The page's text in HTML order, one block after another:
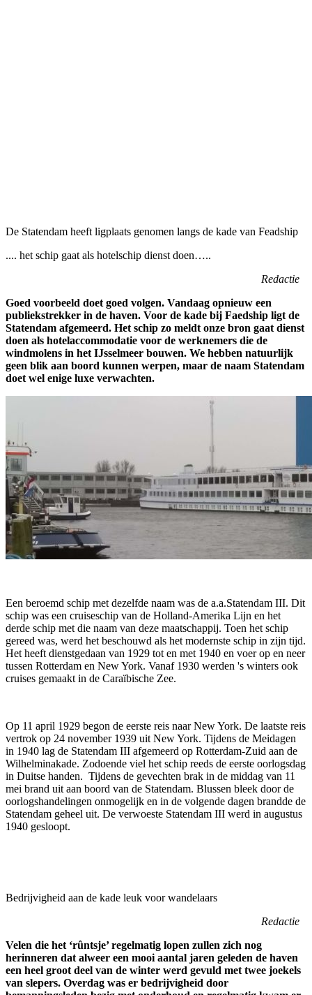
De Statendam heeft ligplaats genomen langs de kade van Feadship
.... het schip gaat als hotelschip dienst doen…..
Redactie
Goed voorbeeld doet goed volgen. Vandaag opnieuw een
publiekstrekker in de haven. Voor de kade bij Faedship ligt de
Statendam afgemeerd. Het schip zo meldt onze bron gaat dienst
doen als hotelaccommodatie voor de werknemers die de
windmolens in het IJsselmeer bouwen. We hebben natuurlijk
geen blik aan boord kunnen werpen, maar de naam Statendam
doet wel enige luxe verwachten.
Een beroemd schip met dezelfde naam was de a.a.Statendam III. Dit
schip was een cruiseschip van de Holland-Amerika Lijn en het
derde schip met die naam van deze maatschappij. Toen het schip
gereed was, werd het beschouwd als het modernste schip in zijn tijd.
Het heeft dienstgedaan van 1929 tot en met 1940 en voer op en neer
tussen Rotterdam en New York. Vanaf 1930 werden 's winters ook
cruises gemaakt in de Caraïbische Zee.
Op 11 april 1929 begon de eerste reis naar New York. De laatste reis
vertrok op 24 november 1939 uit New York. Tijdens de Meidagen
in 1940 lag de Statendam III afgemeerd op Rotterdam-Zuid aan de
Wilhelminakade. Zodoende viel het schip reeds de eerste oorlogsdag
in Duitse handen. Tijdens de gevechten brak in de middag van 11
mei brand uit aan boord van de Statendam. Blussen bleek door de
oorlogshandelingen onmogelijk en in de volgende dagen brandde de
Statendam geheel uit. De verwoeste Statendam III werd in augustus
1940 gesloopt.
Bedrijvigheid aan de kade leuk voor wandelaars
Redactie
Velen die het ‘rûntsje’ regelmatig lopen zullen zich nog
herinneren dat alweer een mooi aantal jaren geleden de haven
een heel groot deel van de winter werd gevuld met twee joekels
van slepers. Overdag was er bedrijvigheid door